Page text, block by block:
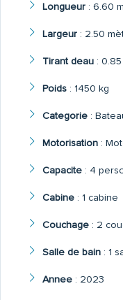
Longueur: 6.60
Largeur: 2.50
Tirant deau:
Poids: 1450 kg
Categorie:
Motorisation:
Capacite: 4
Cabine: 1 cabine
Couchage: 2
Salle de bain: 1
Annee: 2023